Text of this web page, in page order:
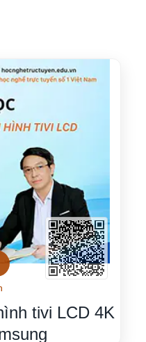
tivi LCD 4K